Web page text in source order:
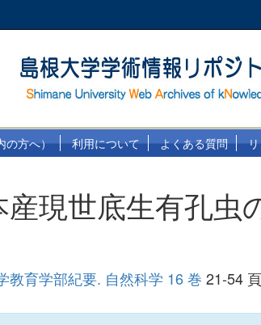
の方へ） 利用について よくある質問
産現世底生有孔虫
教育学部紀要. 自然科学 16 巻 21-54